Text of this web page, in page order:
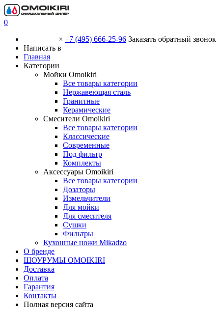
0
× +7 (495) 666-25-96 Заказать обратный звонок
Написать в
Главная
Категории
Мойки Omoikiri
Все товары категории
Нержавеющая сталь
Гранитные
Керамические
Смесители Omoikiri
Все товары категории
Классические
Современные
Под фильтр
Комплекты
Аксессуары Omoikiri
Все товары категории
Дозаторы
Измельчители
Для мойки
Для смесителя
Сушки
Фильтры
Кухонные ножи Mikadzo
О бренде
ШОУРУМЫ OMOIKIRI
Доставка
Оплата
Гарантия
Контакты
Полная версия сайта